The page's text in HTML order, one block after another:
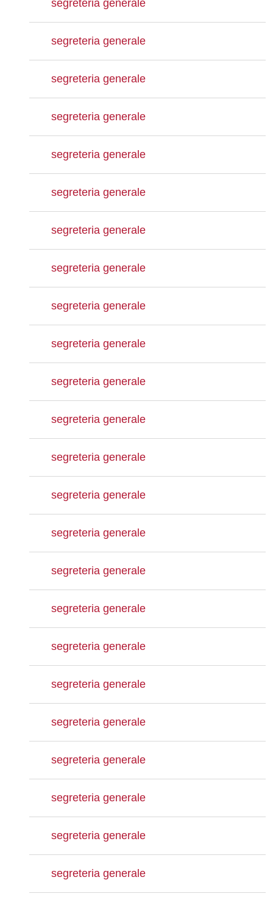
segreteria generale
segreteria generale
segreteria generale
segreteria generale
segreteria generale
segreteria generale
segreteria generale
segreteria generale
segreteria generale
segreteria generale
segreteria generale
segreteria generale
segreteria generale
segreteria generale
segreteria generale
segreteria generale
segreteria generale
segreteria generale
segreteria generale
segreteria generale
segreteria generale
segreteria generale
segreteria generale
segreteria generale